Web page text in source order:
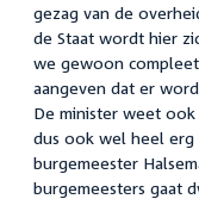
gezag van de
de Staat wordt hier
we gewoon
aangeven dat er
De minister weet
dus ook wel heel
burgemeester
burgemeesters gaat